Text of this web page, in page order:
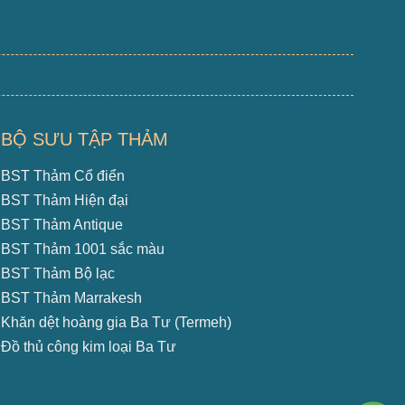
BỘ SƯU TẬP THẢM
BST Thảm Cổ điển
BST Thảm Hiện đại
BST Thảm Antique
BST Thảm 1001 sắc màu
BST Thảm Bộ lạc
BST Thảm Marrakesh
Khăn dệt hoàng gia Ba Tư (Termeh)
Đồ thủ công kim loại Ba Tư